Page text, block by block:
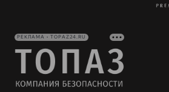
РЕКЛАМА • TOPAZ24.RU